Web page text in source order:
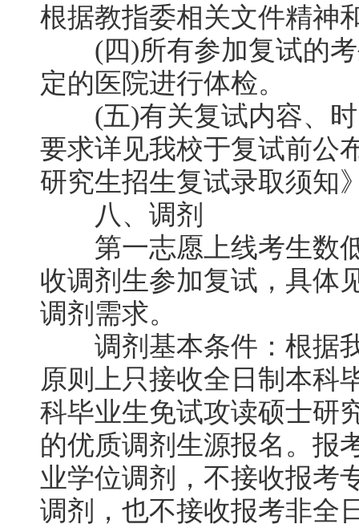
根据教指委相关文件精神
(四)所有参加复试的考
定的医院进行体检。
(五)有关复试内容、时
要求详见我校于复试前公
研究生招生复试录取须知
八、调剂
第一志愿上线考生数低
收调剂生参加复试，具体
调剂需求。
调剂基本条件：根据我
原则上只接收全日制本科
科毕业生免试攻读硕士研
的优质调剂生源报名。报
业学位调剂，不接收报考
调剂，也不接收报考非全